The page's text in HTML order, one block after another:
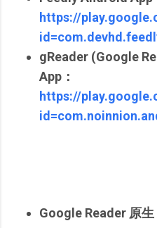
https://
gReader (Google
App：
https://
Google Reader 原生